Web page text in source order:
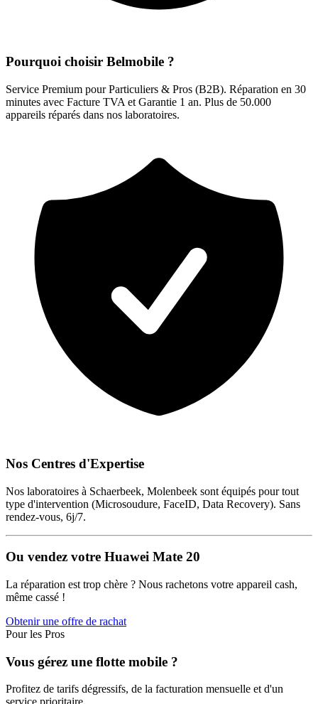
Pourquoi choisir Belmobile ?
Service Premium pour Particuliers & Pros (B2B). Réparation en 30
minutes avec Facture TVA et Garantie 1 an. Plus de 50.000
appareils réparés dans nos laboratoires.
Nos Centres d'Expertise
Nos laboratoires à Schaerbeek, Molenbeek sont équipés pour tout
type d'intervention (Microsoudure, FaceID, Data Recovery). Sans
rendez-vous, 6j/7.
Ou vendez votre Huawei Mate 20
La réparation est trop chère ? Nous rachetons votre appareil cash,
même cassé !
Obtenir une offre de rachat
Pour les Pros
Vous gérez une flotte mobile ?
Profitez de tarifs dégressifs, de la facturation mensuelle et d'un